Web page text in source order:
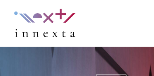
Hit enter to search or ESC to close